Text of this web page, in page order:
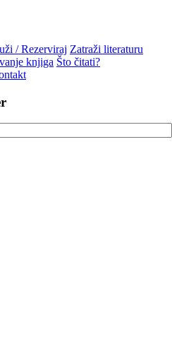
/ Rezerviraj Zatraži literaturu
knjiga Što čitati?